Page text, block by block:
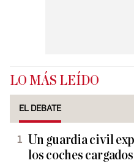
LO MÁS LEÍDO
EL DEBATE
Un guardia civil
los coches